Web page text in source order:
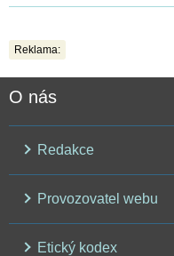
Reklama:
O nás
Redakce
Provozovatel webu
Etický kodex